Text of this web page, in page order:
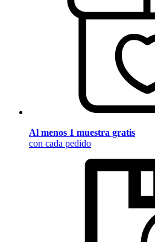
Al menos 1 muestra gratis
con cada pedido